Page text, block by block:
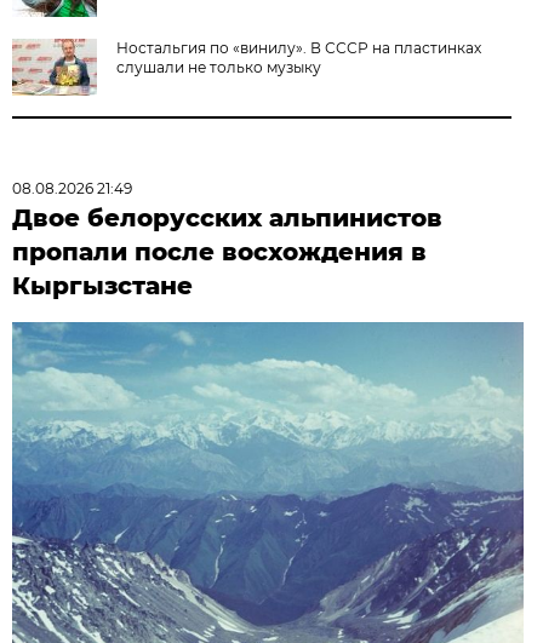
Ностальгия по «винилу». В СССР на пластинках
слушали не только музыку
08.08.2026 21:49
Двое белорусских альпинистов
пропали после восхождения в
Кыргызстане